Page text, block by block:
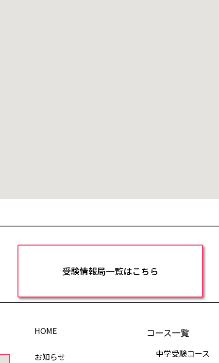
受験情報局一覧はこちら
HOME
お知らせ
コース一覧
中学受験コース